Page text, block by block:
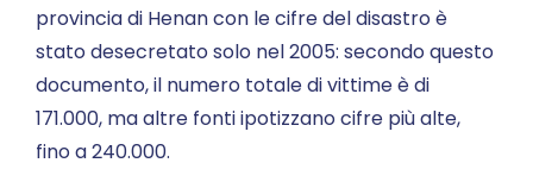
provincia di Henan con le cifre del disastro è
stato desecretato solo nel 2005: secondo questo
documento, il numero totale di vittime è di
171.000, ma altre fonti ipotizzano cifre più alte,
fino a 240.000.